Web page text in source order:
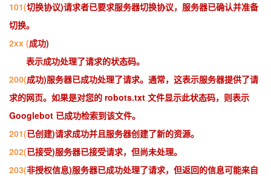
101(切换协议)请求者已要求服务器切换协议，服务器已确认并准备
切换。
2xx (成功)
表示成功处理了请求的状态码。
200(成功)服务器已成功处理了请求。通常，这表示服务器提供了请
求的网页。如果是对您的 robots.txt 文件显示此状态码，则表示
Googlebot 已成功检索到该文件。
201(已创建)请求成功并且服务器创建了新的资源。
202(已接受)服务器已接受请求，但尚未处理。
203(非授权信息)服务器已成功处理了请求，但返回的信息可能来自